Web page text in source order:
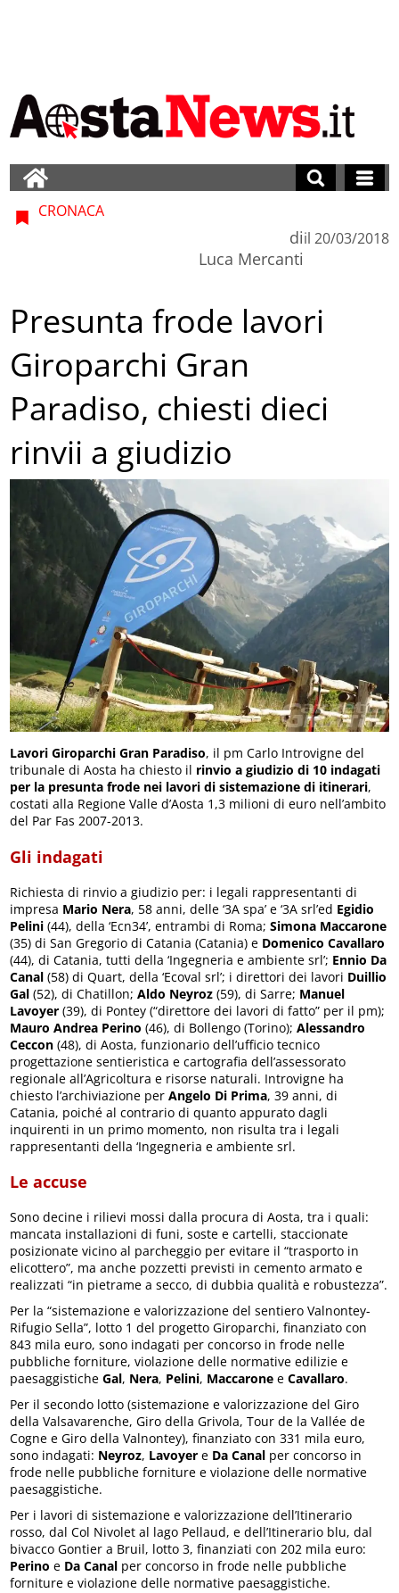
CRONACA
di
Luca Mercanti
il 20/03/2018
Presunta frode lavori
Giroparchi Gran
Paradiso, chiesti dieci
rinvii a giudizio
Lavori Giroparchi Gran Paradiso, il pm Carlo Introvigne del
tribunale di Aosta ha chiesto il rinvio a giudizio di 10 indagati
per la presunta frode nei lavori di sistemazione di itinerari,
costati alla Regione Valle d’Aosta 1,3 milioni di euro nell’ambito
del Par Fas 2007-2013.
Gli indagati
Richiesta di rinvio a giudizio per: i legali rappresentanti di
impresa Mario Nera, 58 anni, delle ‘3A spa’ e ‘3A srl’ed Egidio
Pelini (44), della ‘Ecn34’, entrambi di Roma;Simona Maccarone
(35) di San Gregorio di Catania (Catania) e Domenico Cavallaro
(44), di Catania, tutti della ‘Ingegneria e ambiente srl’; Ennio Da
Canal (58) di Quart, della ‘Ecoval srl’; i direttori dei lavori Duillio
Gal (52), di Chatillon;Aldo Neyroz (59), di Sarre; Manuel
Lavoyer (39), di Pontey (“direttore dei lavori di fatto” per il pm);
Mauro Andrea Perino (46), di Bollengo (Torino);Alessandro
Ceccon (48), di Aosta, funzionario dell’ufficio tecnico
progettazione sentieristica e cartografia dell’assessorato
regionale all’Agricoltura e risorse naturali. Introvigne ha
chiesto l’archiviazione perAngelo Di Prima, 39 anni, di
Catania, poiché al contrario di quanto appurato dagli
inquirenti in un primo momento, non risulta tra i legali
rappresentanti della ‘Ingegneria e ambiente srl.
Le accuse
Sono decine i rilievi mossi dalla procura di Aosta, tra i quali:
mancata installazioni di funi, soste e cartelli, staccionate
posizionate vicino al parcheggio per evitare il “trasporto in
elicottero”, ma anche pozzetti previsti in cemento armato e
realizzati “in pietrame a secco, di dubbia qualità e robustezza”.
Per la “sistemazione e valorizzazione del sentiero Valnontey-
Rifugio Sella”, lotto 1 del progetto Giroparchi, finanziato con
843 mila euro, sono indagati per concorso in frode nelle
pubbliche forniture, violazione delle normative edilizie e
paesaggisticheGal, Nera, Pelini, Maccarone eCavallaro.
Per il secondo lotto (sistemazione e valorizzazione del Giro
della Valsavarenche, Giro della Grivola, Tour de la Vallée de
Cogne e Giro della Valnontey), finanziato con 331 mila euro,
sono indagati: Neyroz, Lavoyer e Da Canal per concorso in
frode nelle pubbliche forniture e violazione delle normative
paesaggistiche.
Per i lavori di sistemazione e valorizzazione dell’Itinerario
rosso, dal Col Nivolet al lago Pellaud, e dell’Itinerario blu, dal
bivacco Gontier a Bruil, lotto 3, finanziati con 202 mila euro:
Perino e Da Canal per concorso in frode nelle pubbliche
forniture e violazione delle normative paesaggistiche.